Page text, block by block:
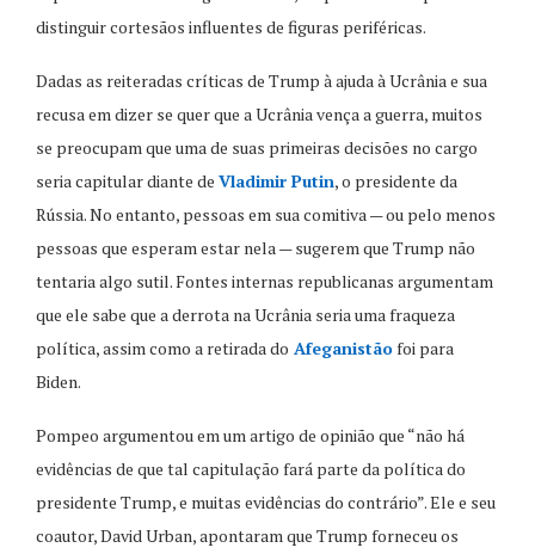
distinguir cortesãos influentes de figuras periféricas.
Dadas as reiteradas críticas de Trump à ajuda à Ucrânia e sua
recusa em dizer se quer que a Ucrânia vença a guerra, muitos
se preocupam que uma de suas primeiras decisões no cargo
seria capitular diante de Vladimir Putin, o presidente da
Rússia. No entanto, pessoas em sua comitiva — ou pelo menos
pessoas que esperam estar nela — sugerem que Trump não
tentaria algo sutil. Fontes internas republicanas argumentam
que ele sabe que a derrota na Ucrânia seria uma fraqueza
política, assim como a retirada do Afeganistãofoi para
Biden.
Pompeo argumentou em um artigo de opinião que “não há
evidências de que tal capitulação fará parte da política do
presidente Trump, e muitas evidências do contrário”. Ele e seu
coautor, David Urban, apontaram que Trump forneceu os